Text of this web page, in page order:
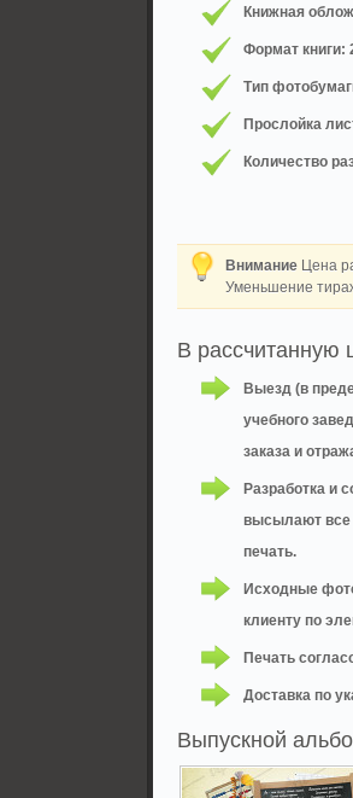
Книжная
Формат книги:
Тип
Прослойка
Количество
Внимание Цена
Уменьшение
В рассчитанную
Выезд (в
учебного
заказа и
Разработка и
высылают все
печать.
Исходные
клиенту по
Печать
Доставка по
Выпускной